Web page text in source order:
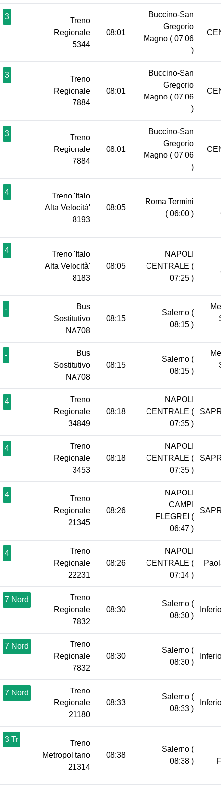
3
Treno
Regionale
5344
08:01
Buccino-San
Gregorio
Magno ( 07:06
)
3
Treno
Regionale
7884
08:01
Buccino-San
Gregorio
Magno ( 07:06
)
3
Treno
Regionale
7884
08:01
Buccino-San
Gregorio
Magno ( 07:06
)
4
Treno 'Italo
Alta Velocità'
8193
08:05
Roma Termini
( 06:00 )
4
Treno 'Italo
Alta Velocità'
8183
08:05
NAPOLI
CENTRALE (
07:25 )
-
Bus
Sostitutivo
NA708
08:15
Salerno (
08:15 )
-
Bus
Sostitutivo
NA708
08:15
Salerno (
08:15 )
4
Treno
Regionale
34849
08:18
NAPOLI
CENTRALE (
07:35 )
4
Treno
Regionale
3453
08:18
NAPOLI
CENTRALE (
07:35 )
4
Treno
Regionale
21345
08:26
NAPOLI
CAMPI
FLEGREI (
06:47 )
4
Treno
Regionale
22231
08:26
NAPOLI
CENTRALE (
07:14 )
7 Nord
Treno
Regionale
7832
08:30
Salerno (
08:30 )
7 Nord
Treno
Regionale
7832
08:30
Salerno (
08:30 )
7 Nord
Treno
Regionale
21180
08:33
Salerno (
08:33 )
3 Tr
Treno
Metropolitano
21314
08:38
Salerno (
08:38 )